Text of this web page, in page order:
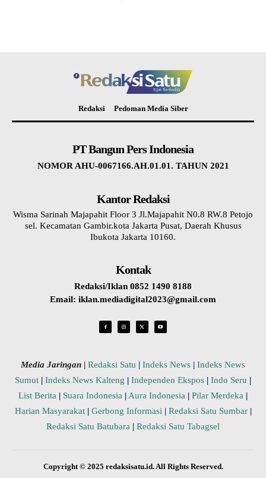
Redaksi Pedoman Media Siber
PT Bangun Pers Indonesia
NOMOR AHU-0067166.AH.01.01. TAHUN 2021
Kantor Redaksi
Wisma Sarinah Majapahit Floor 3 Jl.Majapahit N0.8 RW.8 Petojo
sel. Kecamatan Gambir.kota Jakarta Pusat, Daerah Khusus
Ibukota Jakarta 10160.
Kontak
Redaksi/Iklan 0852 1490 8188
Email: iklan.mediadigital2023@gmail.com
Media Jaringan | Redaksi Satu | Indeks News | Indeks News
Sumut | Indeks News Kalteng | Independen Ekspos | Indo Seru |
List Berita | Suara Indonesia | Aura Indonesia | Pilar Merdeka |
Harian Masyarakat | Gerbong Informasi | Redaksi Satu Sumbar |
Redaksi Satu Batubara | Redaksi Satu Tabagsel
Copyright © 2025 redaksisatu.id. All Rights Reserved.